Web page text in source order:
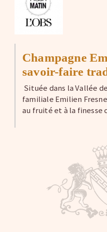
Champagne
savoir-faire
Située dans la Vallée
familiale Emilien
au fruité et à la finesse